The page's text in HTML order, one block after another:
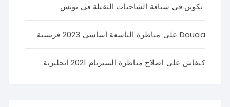
تكوين في سياقة الشاحنات الثقيلة في تونس
Douaa على مناظرة التاسعة أساسي 2023 فرنسية
كيفاش على اصلاح مناظرة السيزيام 2021 انجليزية